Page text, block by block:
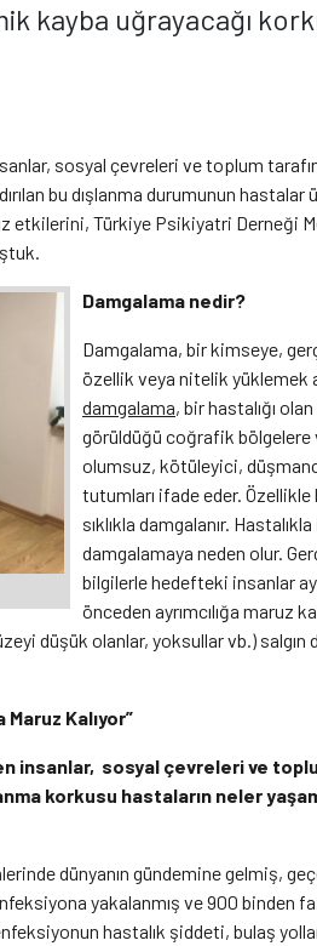
kayba uğrayacağı
sosyal çevreleri ve toplum
bu dışlanma durumunun
etkilerini, Türkiye Psikiyatri Derneği
Damgalama nedir?
Damgalama, bir kimseye,
özellik veya nitelik yüklemek
damgalama, bir hastalığı
görüldüğü coğrafik bölgelere
olumsuz, kötüleyici,
tutumları ifade eder. Özellikle
sıklıkla damgalanır.
damgalamaya neden olur.
bilgilerle hedefteki insanlar
önceden ayrımcılığa maruz
düşük olanlar, yoksullar vb.) salgın
Kalıyor”
insanlar, sosyal çevreleri ve
korkusu hastaların neler
dünyanın gündemine gelmiş,
yakalanmış ve 900 binden
hastalık şiddeti, bulaş